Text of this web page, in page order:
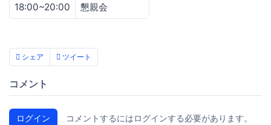
18:00~20:00
懇親会
シェア ツイート
コメント
ログイン コメントするにはログインする必要があります。